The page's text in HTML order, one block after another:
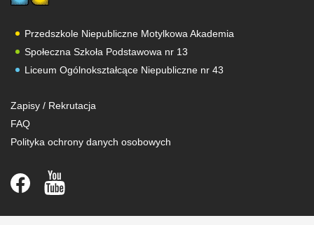
Przedszkole Niepubliczne Motylkowa Akademia
Społeczna Szkoła Podstawowa nr 13
Liceum Ogólnokształcące Niepubliczne nr 43
Zapisy / Rekrutacja
FAQ
Polityka ochrony danych osobowych